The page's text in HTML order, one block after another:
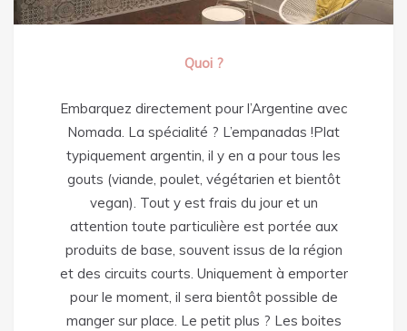
Quoi ?
Embarquez directement pour l’Argentine avec
Nomada. La spécialité ? L’empanadas !Plat
typiquement argentin, il y en a pour tous les
gouts (viande, poulet, végétarien et bientôt
vegan). Tout y est frais du jour et un
attention toute particulière est portée aux
produits de base, souvent issus de la région
et des circuits courts. Uniquement à emporter
pour le moment, il sera bientôt possible de
manger sur place. Le petit plus ? Les boites